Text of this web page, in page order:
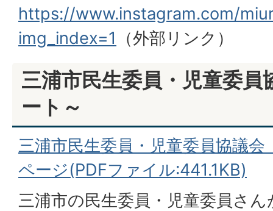
https://www.instagram.com/
img_index=1
（外部リンク）
三浦市民生委員・児童委員
ート～
三浦市民生委員・児童委員協議
ページ(PDFファイル:441.1KB)
三浦市の民生委員・児童委員さ